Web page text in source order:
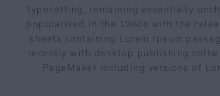
typesetting, remaining essentially
popularised in the 1960s with the
sheets containing Lorem Ipsum
recently with desktop publishing
PageMaker including versions of